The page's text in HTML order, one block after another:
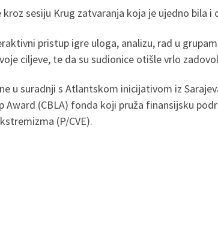
sesiju Krug zatvaranja koja je ujedno bila i
pristup igre uloga, analizu, rad u
ciljeve, te da su sudionice otišle vrlo
u suradnji s Atlantskom inicijativom iz
(CBLA) fonda koji pruža finansijsku
(P/CVE).